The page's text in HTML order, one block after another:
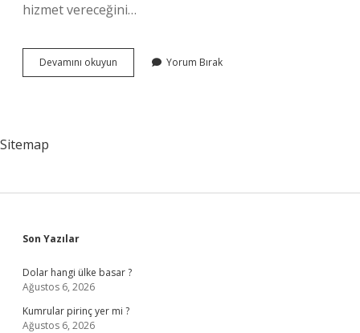
hizmet vereceğini…
Devamını okuyun
Maaş
Yorum Bırak
Sitemap
Sidebar
Son Yazılar
Dolar hangi ülke basar ?
Ağustos 6, 2026
Kumrular pirinç yer mi ?
Ağustos 6, 2026